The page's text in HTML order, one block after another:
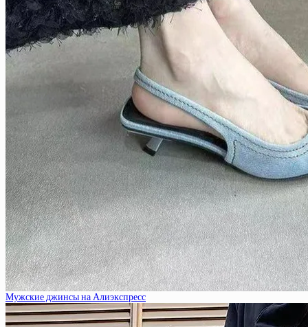
Мужские джинсы на Алиэкспресс